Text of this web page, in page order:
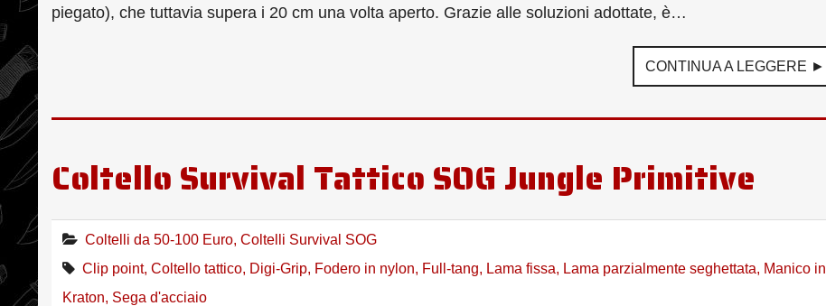
piegato), che tuttavia supera i 20 cm una volta aperto. Grazie alle soluzioni adottate, è…
CONTINUA A LEGGERE ►
Coltello Survival Tattico SOG Jungle Primitive
Coltelli da 50-100 Euro, Coltelli Survival SOG
Clip point, Coltello tattico, Digi-Grip, Fodero in nylon, Full-tang, Lama fissa, Lama parzialmente seghettata, Manico in
Kraton, Sega d'acciaio